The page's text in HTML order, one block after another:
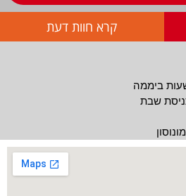
קרא חוות דעת